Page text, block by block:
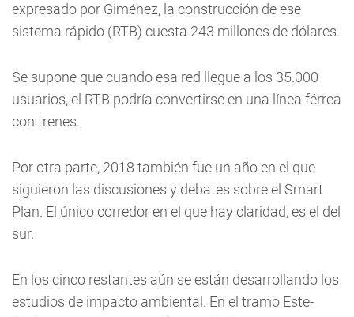
expresado por Giménez, la construcción de ese
sistema rápido (RTB) cuesta 243 millones de dólares.
Se supone que cuando esa red llegue a los 35.000
usuarios, el RTB podría convertirse en una línea férrea
con trenes.
Por otra parte, 2018 también fue un año en el que
siguieron las discusiones y debates sobre el Smart
Plan. El único corredor en el que hay claridad, es el del
sur.
En los cinco restantes aún se están desarrollando los
estudios de impacto ambiental. En el tramo Este-